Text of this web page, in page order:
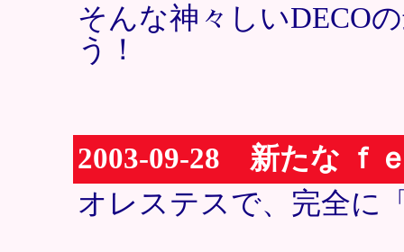
そんな神々しいDECO
う！
2003-09-28 新たな ｆ
オレステスで、完全に